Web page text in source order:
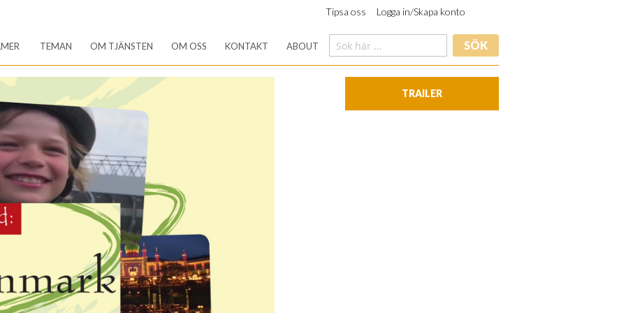
Tipsa oss Logga in/Skapa konto
TEMAN OM TJÄNSTEN OM OSS KONTAKT ABOUT SÖK
TRAILER